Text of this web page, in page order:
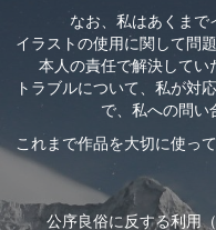
なお、私はあくまで
イラストの使用に関して問
本人の責任で解決してい
トラブルについて、私が対
で、私への問い
これまで作品を大切に使っ
公序良俗に反する利用